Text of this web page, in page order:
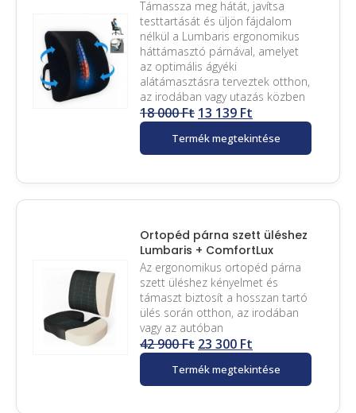
Támassza meg hátát, javítsa
testtartását és üljön fájdalom
nélkül a Lumbaris ergonomikus
háttámasztó párnával, amelyet
az optimális ágyéki
alátámasztásra terveztek otthon,
az irodában vagy utazás közben
18 000Ft 13 139 Ft
Termék megtekintése
Ortopéd párna szett üléshez
Lumbaris + ComfortLux
Az ergonomikus ortopéd párna
szett üléshez kényelmet és
támaszt biztosít a hosszan tartó
ülés során otthon, az irodában
vagy az autóban
42 900Ft 23 300 Ft
Termék megtekintése